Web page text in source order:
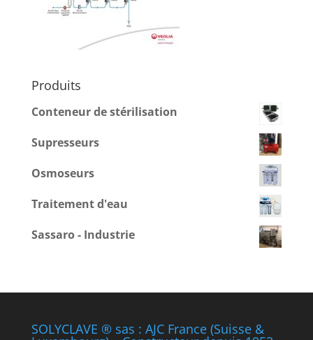
Produits
Conteneur de stérilisation
Supresseurs
Osmoseurs
Traitement d'eau
Sassaro - Industrie
SOLYCLAVE ® sas : AJC France (Suisse &